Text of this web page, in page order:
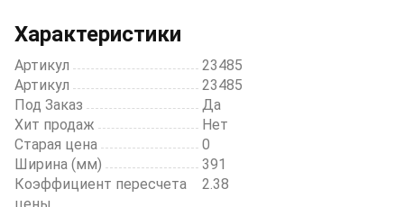
Характеристики
Артикул
23485
Артикул
23485
Под Заказ
Да
Хит продаж
Нет
Старая цена
0
Ширина (мм)
391
Коэффициент пересчета
2.38